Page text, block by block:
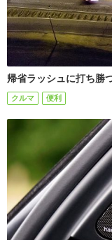
帰省ラッシュに打ち勝
クルマ 便利